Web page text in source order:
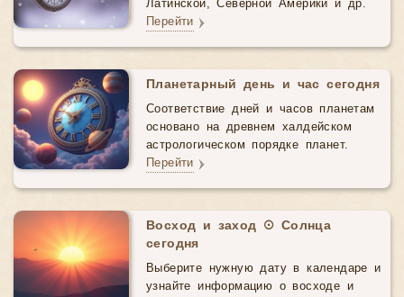
Латинской, Северной Америки и др.
Перейти
Планетарный день и час сегодня
Соответствие дней и часов планетам
основано на древнем халдейском
астрологическом порядке планет.
Перейти
Восход и заход ☉ Солнца
сегодня
Выберите нужную дату в календаре и
узнайте информацию о восходе и